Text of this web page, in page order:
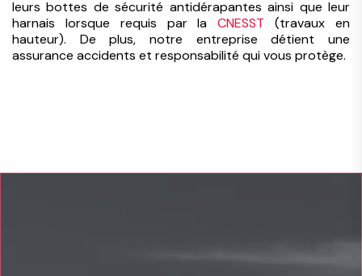
leurs bottes de sécurité antidérapantes ainsi que leur
harnais lorsque requis par laCNESST (travaux en
hauteur). De plus, notre entreprise détient une
assurance accidents et responsabilité qui vous protège.